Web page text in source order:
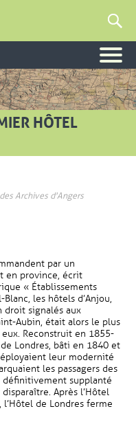
HÔTEL
Archives d'Angers
par un
en province, écrit
« Établissements
les hôtels d’Anjou,
droit signalés aux
Aubin, était alors le plus
Reconstruit en 1855-
Londres, bâti en 1840 et
leur modernité
les passagers des
définitivement supplanté
Après l’Hôtel
l’Hôtel de Londres ferme